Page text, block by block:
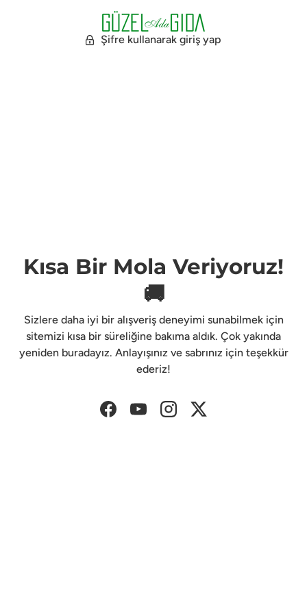
Şifre kullanarak giriş yap
Kısa Bir Mola Veriyoruz!
🚚
Sizlere daha iyi bir alışveriş deneyimi sunabilmek için
sitemizi kısa bir süreliğine bakıma aldık. Çok yakında
yeniden buradayız. Anlayışınız ve sabrınız için teşekkür
ederiz!
FacebookYouTubeInstagramTwitter